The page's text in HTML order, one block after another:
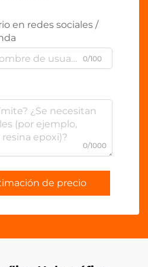
en redes sociales /
0/100
0/1000
de precio